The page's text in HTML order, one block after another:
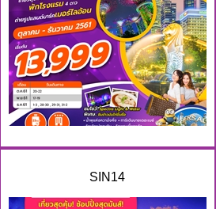
SIN14